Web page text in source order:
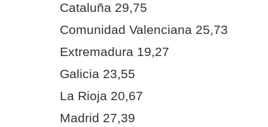
Cataluña 29,75
Comunidad Valenciana 25,73
Extremadura 19,27
Galicia 23,55
La Rioja 20,67
Madrid 27,39